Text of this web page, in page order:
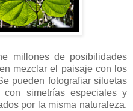
millones de posibilidades
mezclar el paisaje con los
pueden fotografiar siluetas
simetrías especiales y
por la misma naturaleza,